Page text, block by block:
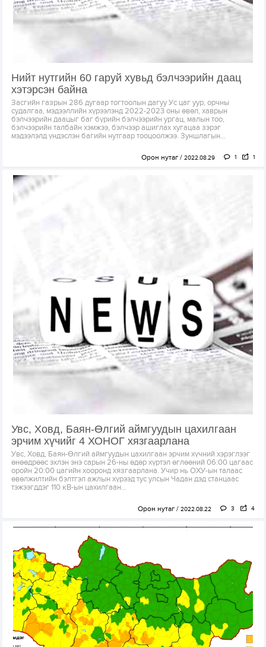
Нийт нутгийн 60 гаруй хувьд бэлчээрийн даац
хэтэрсэн байна
Засгийн газрын 286 дугаар тогтоолын дагуу Ус цаг уур, орчны
судалгаа, мэдээллийн хүрээлэнд 2022-2023 оны өвөл, хаврын
бэлчээрийн даацыг баг бүрийн бэлчээрийн ургац, малын тоо,
бэлчээрийн талбайн хэмжээ, бэлчээр ашиглах хугацаа зэрэг
мэдээлэлд үндэслэн багийн нутгаар тооцоолжээ. Зуншлагын...
Орон нутаг 2022.08.29 1 1
Увс, Ховд, Баян-Өлгий аймгуудын цахилгаан
эрчим хүчийг 4 ХОНОГ хязгаарлана
Увс, Ховд, Баян-Өлгий аймгуудын цахилгаан эрчим хүчний хэрэглээг
өнөөдрөөс эхлэн энэ сарын 26-ны өдөр хүртэл өглөөний 06:00 цагаас
оройн 20:00 цагийн хооронд хязгаарлана. Учир нь ОХУ-ын талаас
өвөлжилтийн бэлтгэл ажлын хүрээд тус улсын Чадан дэд станцаас
тэжээгддэг 110 кВ-ын цахилгаан...
Орон нутаг 2022.08.22 3 4